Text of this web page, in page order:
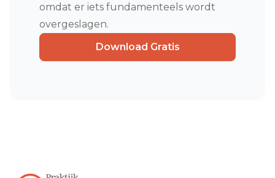
omdat er iets fundamenteels wordt
overgeslagen.
Download Gratis